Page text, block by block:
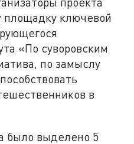
площадку ключевой
«По суворовским
по замыслу
в
было выделено 5